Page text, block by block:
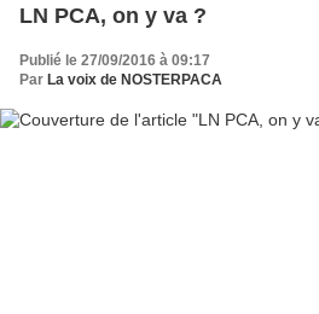
LN PCA, on y va ?
Publié le 27/09/2016 à 09:17
Par La voix de NOSTERPACA